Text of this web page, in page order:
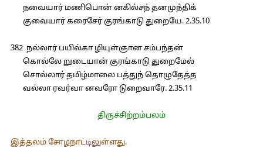
நவையார் மணிபொன் னகில்சந் தனமுந்திக்
குவையார் கரைசேர் குரங்காடு துறையே. 2.35.10
382 நல்லார் பயில்கா ழியுள்ஞான சம்பந்தன்
கொல்லே றுடையான் குரங்காடு துறைமேல்
சொல்லார் தமிழ்மாலை பத்துந் தொழுதேத்த
வல்லா ரவர்வா னவரோ டுறைவாரே. 2.35.11
திருச்சிற்றம்பலம்
இத்தலம் சோழநாட்டிலுள்ளது.